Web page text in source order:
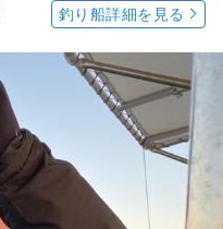
釣り船詳細を見る